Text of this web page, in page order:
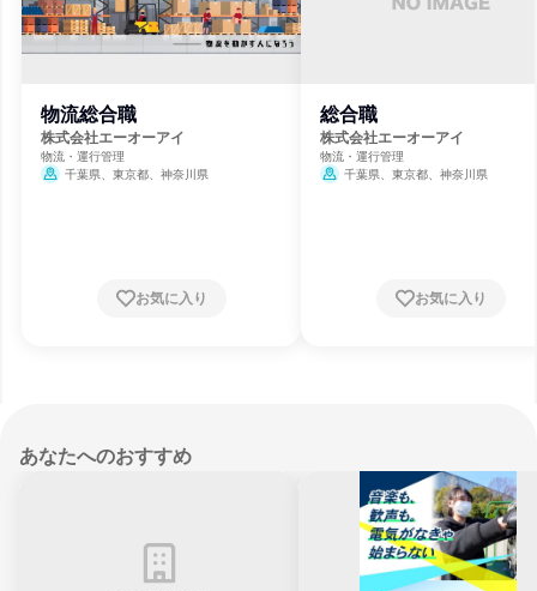
物流総合職
株式会社エーオーアイ
物流・運行管理
千葉県、東京都、神奈川県
お気に入り
総合職
株式会社エーオーアイ
物流・運行管理
千葉県、東京都、神奈川県
お気に入り
あなたへのおすすめ